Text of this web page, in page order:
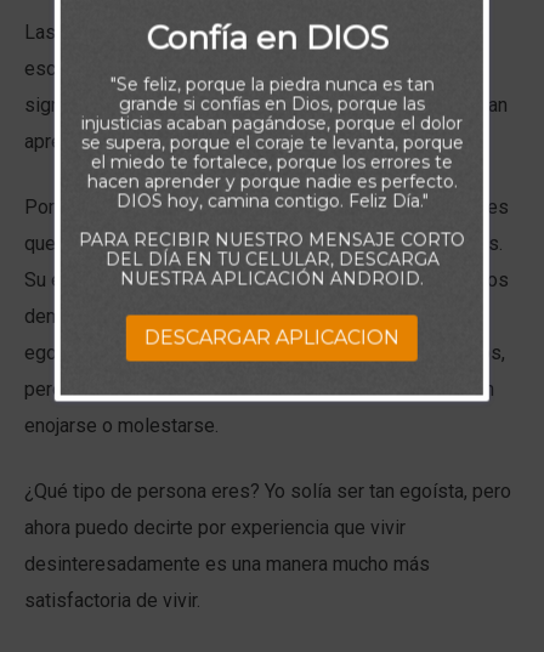
Las personas que han captado el significado de esta
escritura y aplicado en sus vidas han aprendido lo que
significa ser reducido al amor. Ellos no son egoístas. Han
aprendido a ser flexibles y adaptables a los demás.
Por otro lado, las personas que piensan que son mejores
que los otros, encontraran difícil adaptasen a los demás.
Su exagerada opinión de ellos mismos les hace ver a los
demás como “pequeños” y “Sin importancia.” Ellos
egoístamente esperan que los demás se ajusten a ellos,
pero a menudo no pueden acomodarse a los demás sin
enojarse o molestarse.
¿Qué tipo de persona eres? Yo solía ser tan egoísta, pero
ahora puedo decirte por experiencia que vivir
desinteresadamente es una manera mucho más
satisfactoria de vivir.
Confía en DIOS
"Se feliz, porque la piedra nunca es tan
grande si confías en Dios, porque las
injusticias acaban pagándose, porque el dolor
se supera, porque el coraje te levanta, porque
el miedo te fortalece, porque los errores te
hacen aprender y porque nadie es perfecto.
DIOS hoy, camina contigo. Feliz Día."
PARA RECIBIR NUESTRO MENSAJE CORTO
DEL DÍA EN TU CELULAR, DESCARGA
NUESTRA APLICACIÓN ANDROID.
DESCARGAR APLICACION